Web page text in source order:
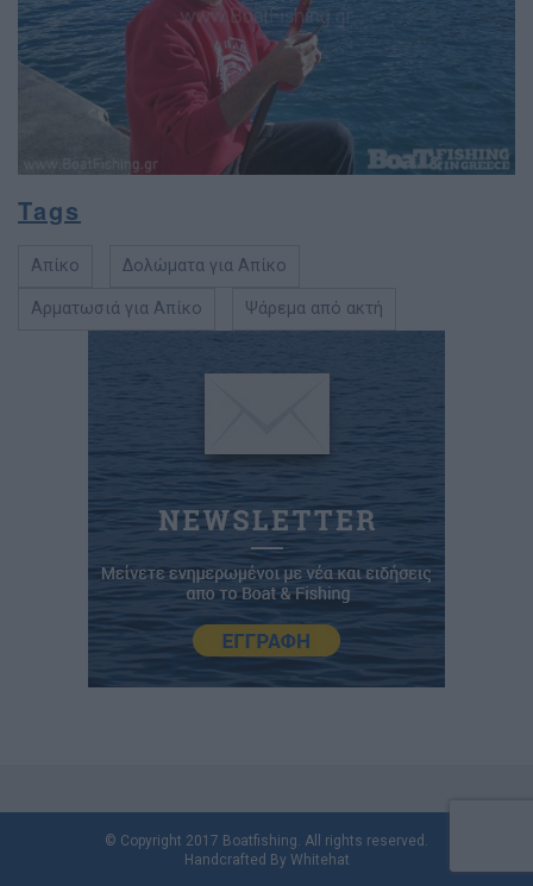
Tags
Απίκο Δολώματα για Απίκο
Αρματωσιά για Απίκο Ψάρεμα από ακτή
© Copyright 2017 Boatfishing. All rights reserved.
Handcrafted By Whitehat